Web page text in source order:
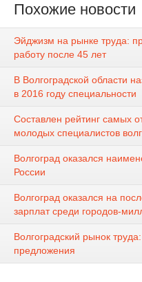
Похожие новости
Эйджизм на рынке труда:
работу после 45 лет
В Волгоградской области
в 2016 году специальности
Составлен рейтинг самых
молодых специалистов
Волгоград оказался
России
Волгоград оказался на
зарплат среди городов-
Волгоградский рынок
предложения